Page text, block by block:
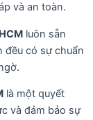
và an toàn.
luôn sẵn
đều có sự chuẩn
là một quyết
và đảm bảo sự